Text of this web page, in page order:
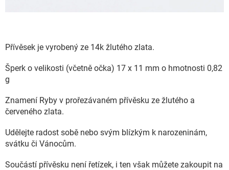
Přívěsek je vyrobený ze 14k žlutého zlata.
Šperk o velikosti (včetně očka) 17 x 11 mm o hmotnosti 0,82
g
Znamení Ryby v prořezávaném přívěsku ze žlutého a
červeného zlata.
Udělejte radost sobě nebo svým blízkým k narozeninám,
svátku či Vánocům.
Součástí přívěsku není řetízek, i ten však můžete zakoupit na